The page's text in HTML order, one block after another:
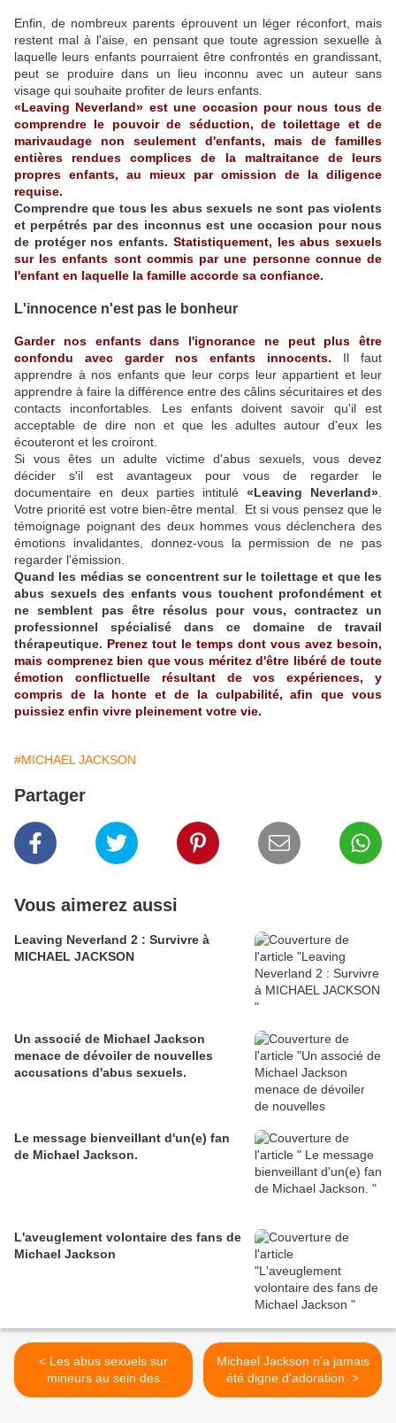
Enfin, de nombreux parents éprouvent un léger réconfort, mais
restent mal à l'aise, en pensant que toute agression sexuelle à
laquelle leurs enfants pourraient être confrontés en grandissant,
peut se produire dans un lieu inconnu avec un auteur sans
visage qui souhaite profiter de leurs enfants.
«Leaving Neverland» est une occasion pour nous tous de
comprendre le pouvoir de séduction, de toilettage et de
marivaudage non seulement d'enfants, mais de familles
entières rendues complices de la maltraitance de leurs
propres enfants, au mieux par omission de la diligence
requise.
Comprendre que tous les abus sexuels ne sont pas violents
et perpétrés par des inconnus est une occasion pour nous
de protéger nos enfants. Statistiquement, les abus sexuels
sur les enfants sont commis par une personne connue de
l'enfant en laquelle la famille accorde sa confiance.
L'innocence n'est pas le bonheur
Garder nos enfants dans l'ignorance ne peut plus être
confondu avec garder nos enfants innocents. Il faut
apprendre à nos enfants que leur corps leur appartient et leur
apprendre à faire la différence entre des câlins sécuritaires et des
contacts inconfortables. Les enfants doivent savoir qu'il est
acceptable de dire non et que les adultes autour d'eux les
écouteront et les croiront.
Si vous êtes un adulte victime d'abus sexuels, vous devez
décider s'il est avantageux pour vous de regarder le
documentaire en deux parties intitulé «Leaving Neverland»
Votre priorité est votre bien-être mental. Et si vous pensez que le
témoignage poignant des deux hommes vous déclenchera des
émotions invalidantes, donnez-vous la permission de ne pas
regarder l'émission.
Quand les médias se concentrent sur le toilettage et que les
abus sexuels des enfants vous touchent profondément et
ne semblent pas être résolus pour vous, contractez un
professionnel spécialisé dans ce domaine de travail
thérapeutique. Prenez tout le temps dont vous avez besoin,
mais comprenez bien que vous méritez d'être libéré de toute
émotion conflictuelle résultant de vos expériences, y
compris de la honte et de la culpabilité, afin que vous
puissiez enfin vivre pleinement votre vie.
#MICHAEL JACKSON
Partager
Vous aimerez aussi
Leaving Neverland 2 : Survivre à
MICHAEL JACKSON
Un associé de Michael Jackson
menace de dévoiler de nouvelles
accusations d'abus sexuels.
Le message bienveillant d'un(e) fan
de Michael Jackson.
L'aveuglement volontaire des fans de
Michael Jackson
< Les abus sexuels sur
mineurs au sein des
témoins de Jéhovah.
Michael Jackson n'a jamais
été digne d'adoration. >